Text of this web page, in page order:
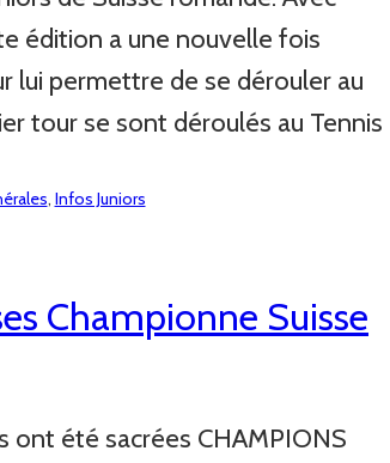
édition a une nouvelle fois
lui permettre de se dérouler au
tour se sont déroulés au Tennis
, Infos Juniors
Championne Suisse
ont été sacrées CHAMPIONS